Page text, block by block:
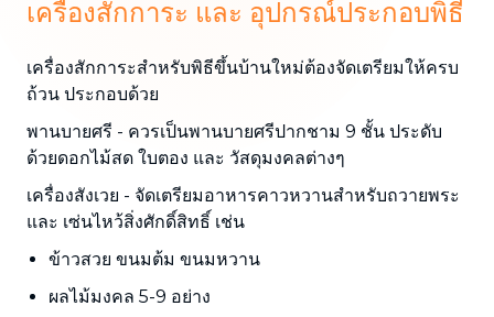
เครื่องสักการะ และ อุปกรณ์ประกอบพิธี
เครื่องสักการะสำหรับพิธีขึ้นบ้านใหม่ต้องจัดเตรียมให้ครบ
ถ้วน ประกอบด้วย
พานบายศรี - ควรเป็นพานบายศรีปากชาม 9 ชั้น ประดับ
ด้วยดอกไม้สด ใบตอง และ วัสดุมงคลต่างๆ
เครื่องสังเวย - จัดเตรียมอาหารคาวหวานสำหรับถวายพระ
และ เซ่นไหว้สิ่งศักดิ์สิทธิ์ เช่น
ข้าวสวย ขนมต้ม ขนมหวาน
ผลไม้มงคล 5-9 อย่าง